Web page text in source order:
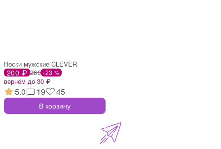
Носки мужские CLEVER
200 ₽ 260 -23 %
вернём до 30 ₽
5.0 19 45
В корзину